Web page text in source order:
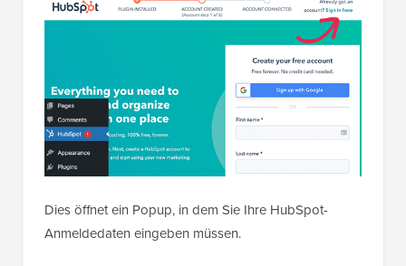
Dies öffnet ein Popup, in dem Sie Ihre HubSpot-
Anmeldedaten eingeben müssen.